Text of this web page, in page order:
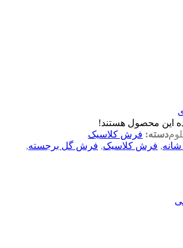
این محصول هستند!
دسته: فرش کلاسیک
, فرش کلاسیک, فرش گل برجسته,